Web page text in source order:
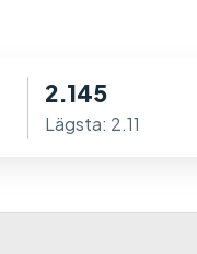
2.145
Lägsta: 2.11